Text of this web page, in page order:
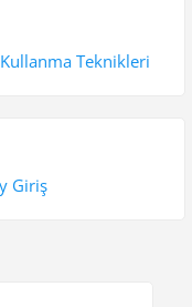
Kullanma Teknikleri
Giriş